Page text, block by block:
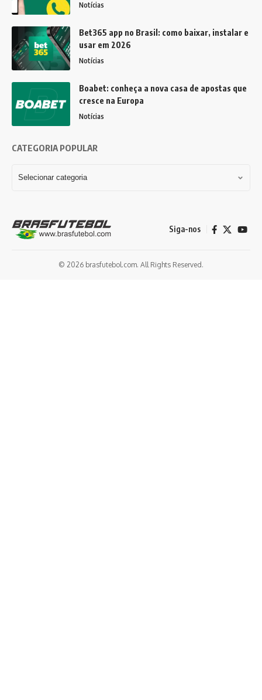
Notícias
Bet365 app no Brasil: como baixar, instalar e
usar em 2026
Notícias
Boabet: conheça a nova casa de apostas que
cresce na Europa
Notícias
CATEGORIA POPULAR
Siga-nos
© 2026 brasfutebol.com. All Rights Reserved.